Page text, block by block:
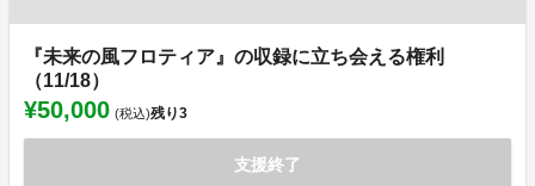
『未来の風フロティア』の収録に立ち会える権利
（11/18）
¥50,000 (税込)残り3
支援終了